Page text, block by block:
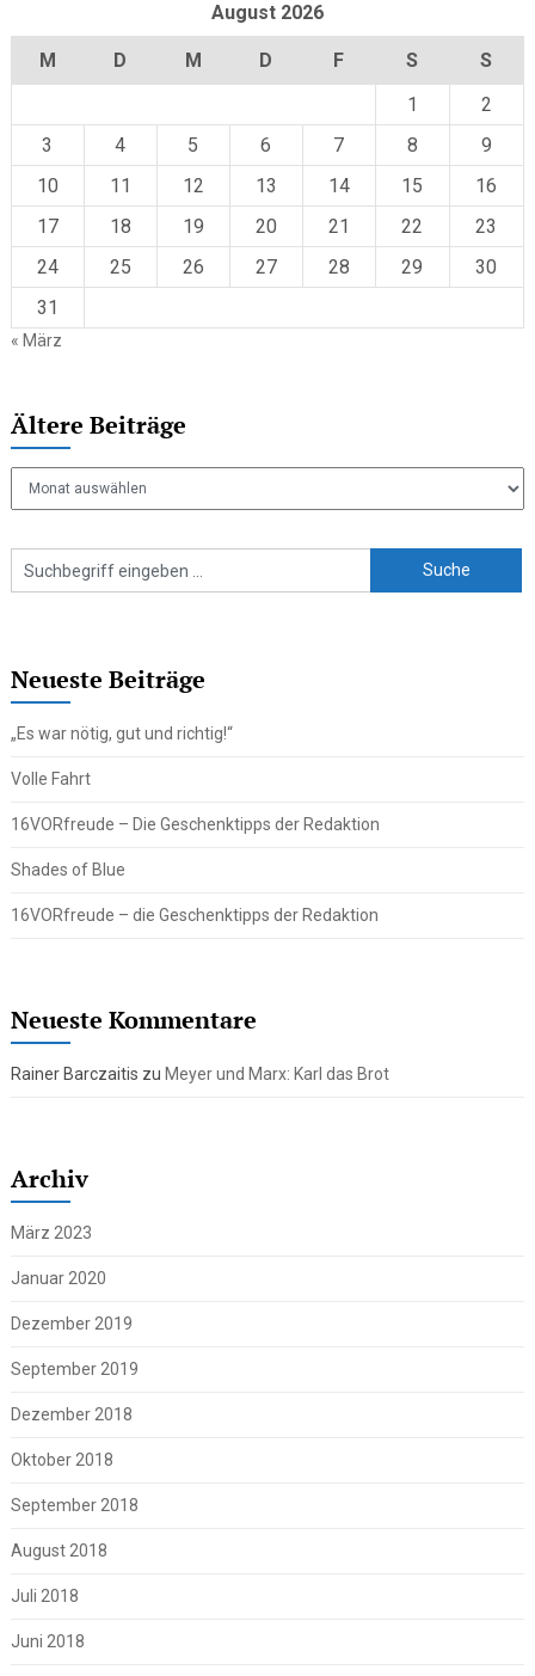
August 2026
M D M D F S
S
1
2
3
4 5 6 7 8
9
10
11 12 13 14 15
16
17
18 19 20 21 22
23
24
25 26 27 28 29
30
31
« März
Ältere Beiträge
Neueste Beiträge
„Es war nötig, gut und richtig!“
Volle Fahrt
16VORfreude – Die Geschenktipps der Redaktion
Shades of Blue
16VORfreude – die Geschenktipps der Redaktion
Neueste Kommentare
Rainer Barczaitis zu Meyer und Marx: Karl das Brot
Archiv
März 2023
Januar 2020
Dezember 2019
September 2019
Dezember 2018
Oktober 2018
September 2018
August 2018
Juli 2018
Juni 2018